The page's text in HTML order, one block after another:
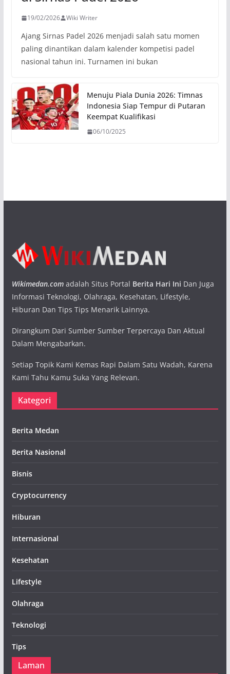
19/02/2026 Wiki Writer
Ajang Sirnas Padel 2026 menjadi salah satu momen
paling dinantikan dalam kalender kompetisi padel
nasional tahun ini. Turnamen ini bukan
Menuju Piala Dunia 2026: Timnas
Indonesia Siap Tempur di Putaran
Keempat Kualifikasi
06/10/2025
Wikimedan.comadalah Situs Portal Berita Hari Ini Dan Juga
Informasi Teknologi, Olahraga, Kesehatan, Lifestyle,
Hiburan Dan Tips Tips Menarik Lainnya.
Dirangkum Dari Sumber Sumber Terpercaya Dan Aktual
Dalam Mengabarkan.
Setiap Topik Kami Kemas Rapi Dalam Satu Wadah, Karena
Kami Tahu Kamu Suka Yang Relevan.
Kategori
Berita Medan
Berita Nasional
Bisnis
Cryptocurrency
Hiburan
Internasional
Kesehatan
Lifestyle
Olahraga
Teknologi
Tips
Laman